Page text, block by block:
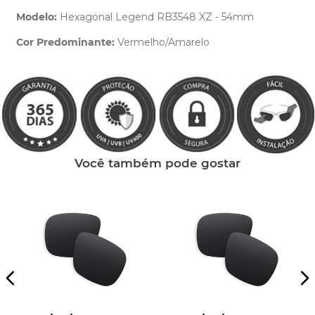
Modelo: Hexagonal Legend RB3548 XZ - 54mm
Cor Predominante: Vermelho/Amarelo
Você também pode gostar